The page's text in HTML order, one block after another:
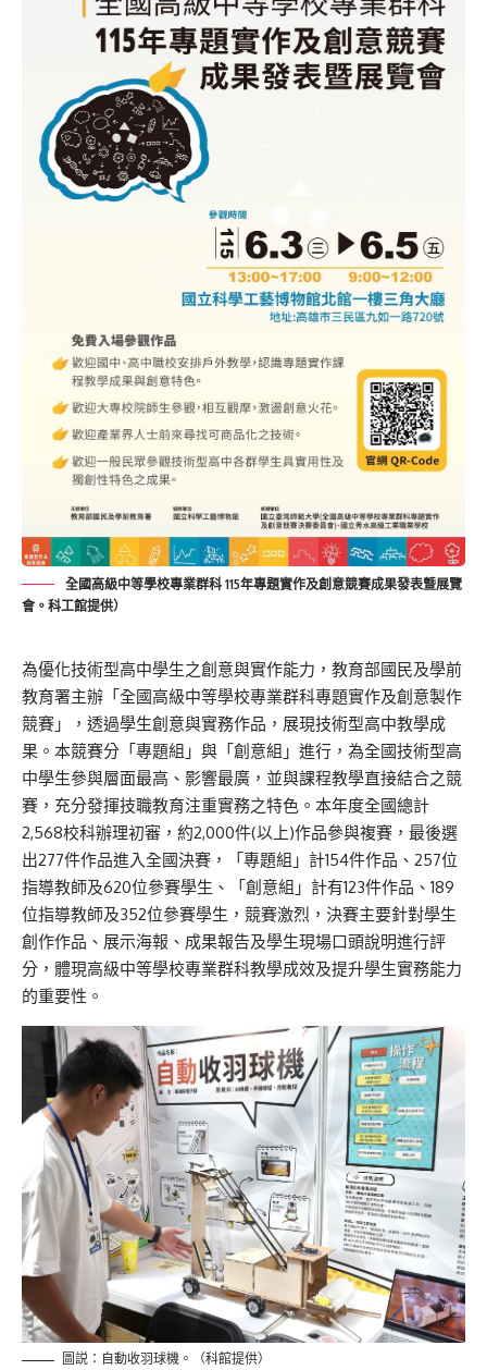
全國高級中等學校專業群科 115年專題實作及創意競賽成果發表曁展覽
會。科工館提供）
為優化技術型高中學生之創意與實作能力，教育部國民及學前
教育署主辦 「全國高級中等學校專業群科專題實作及創意製作
競賽」，透過學生創意與實務作品，展現技術型高中教學成
果。本競賽分「專題組」與「創意組」進行，為全國技術型高
中學生參與層面最高、影響最廣，並與課程教學直接結合之競
賽，充分發揮技職教育注重實務之特色。本年度全國總計
2,568校科辦理初審，約2,000件(以上)作品參與複賽，最後選
出277件作品進入全國決賽 ， 「專題組」計154件作品、 257位
指導教師及620位參賽學生、「創意組」計有123件作品、 189
位指導教師及352位參賽學生 ， 競賽激烈，決賽主要針對學生
創作作品、展示海報、成果報告及學生現場口頭說明進行評
分，體現高級中等學校專業群科教學成效及提升學生實務能力
的重要性。
圖説：自動收羽球機。（科館提供）